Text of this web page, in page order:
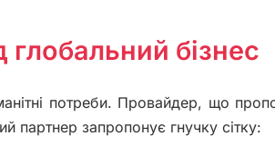
глобальний бізнес
потреби. Провайдер, що
партнер запропонує гнучку сітку: